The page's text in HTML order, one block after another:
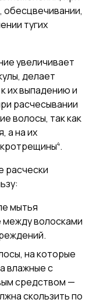
обесцвечивании,
тугих
увеличивает
делает
их выпадению и
расчесывании
волосы, так как
а на их
4.
расчески
мытья
волосками
на которые
влажные с
средством —
скользить по